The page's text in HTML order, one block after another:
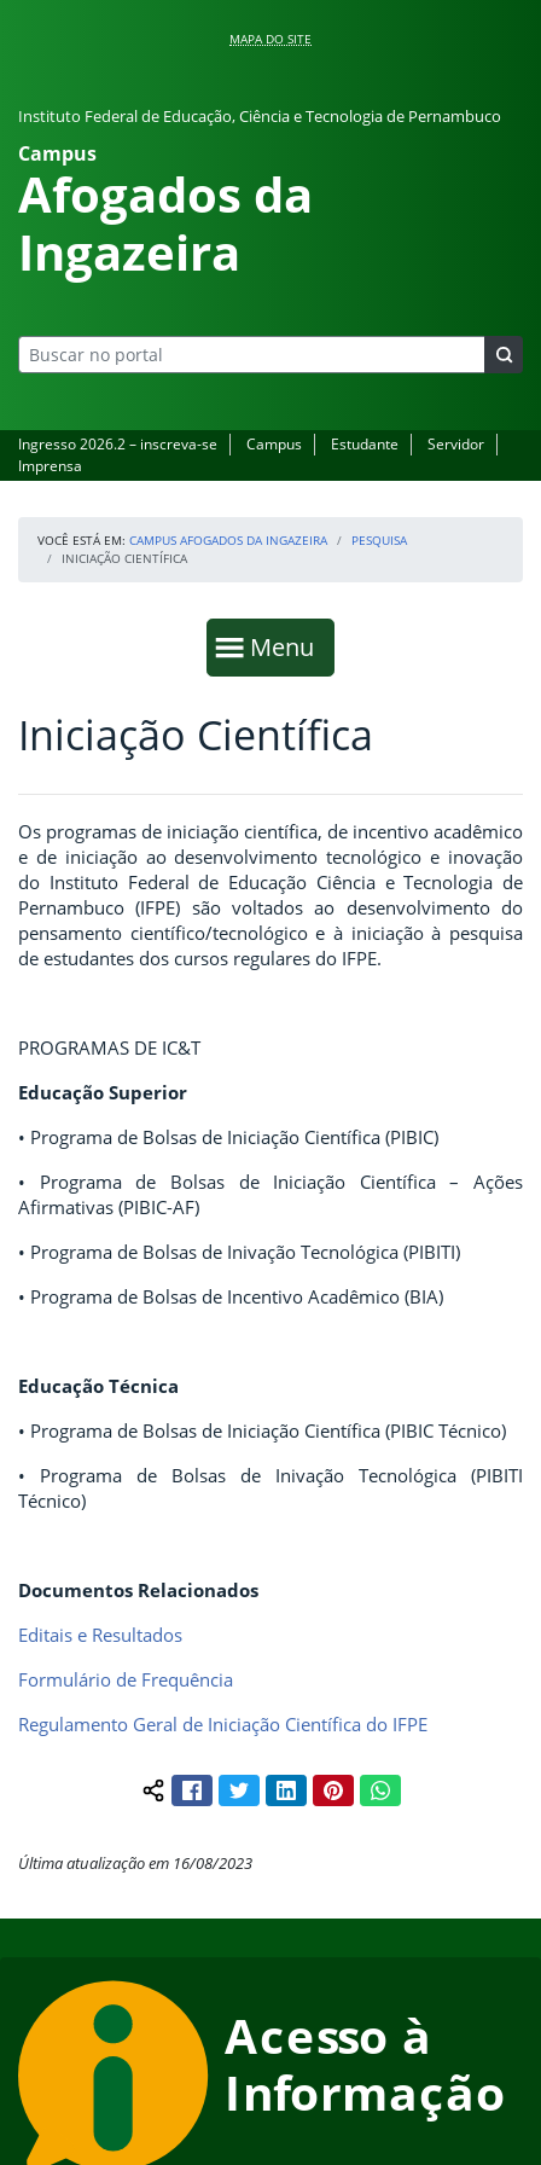
MAPA DO SITE
Instituto Federal de Educação, Ciência e Tecnologia de Pernambuco
Campus
Afogados da
Ingazeira
Ingresso 2026.2 – inscreva-se Campus Estudante
Servidor
Imprensa
VOCÊ ESTÁ EM: CAMPUS AFOGADOS DA INGAZEIRA
PESQUISA
INICIAÇÃO CIENTÍFICA
Mostrar
Menu
Fim da navegação
Início do conteúdo
Iniciação Científica
Os programas de iniciação científica, de incentivo acadêmico
e de iniciação ao desenvolvimento tecnológico e inovação
do Instituto Federal de Educação Ciência e Tecnologia de
Pernambuco (IFPE) são voltados ao desenvolvimento do
pensamento científico/tecnológico e à iniciação à pesquisa
de estudantes dos cursos regulares do IFPE.
PROGRAMAS DE IC&T
Educação Superior
• Programa de Bolsas de Iniciação Científica (PIBIC)
• Programa de Bolsas de Iniciação Científica – Ações
Afirmativas (PIBIC-AF)
• Programa de Bolsas de Inivação Tecnológica (PIBITI)
• Programa de Bolsas de Incentivo Acadêmico (BIA)
Educação Técnica
• Programa de Bolsas de Iniciação Científica (PIBIC Técnico)
• Programa de Bolsas de Inivação Tecnológica (PIBITI
Técnico)
Documentos Relacionados
Editais e Resultados
Formulário de Frequência
Regulamento Geral de Iniciação Científica do IFPE
Compartilhar conteúdo:
FacebookTwitterLinkedInPinterestWhatsApp
Última atualização em 16/08/2023